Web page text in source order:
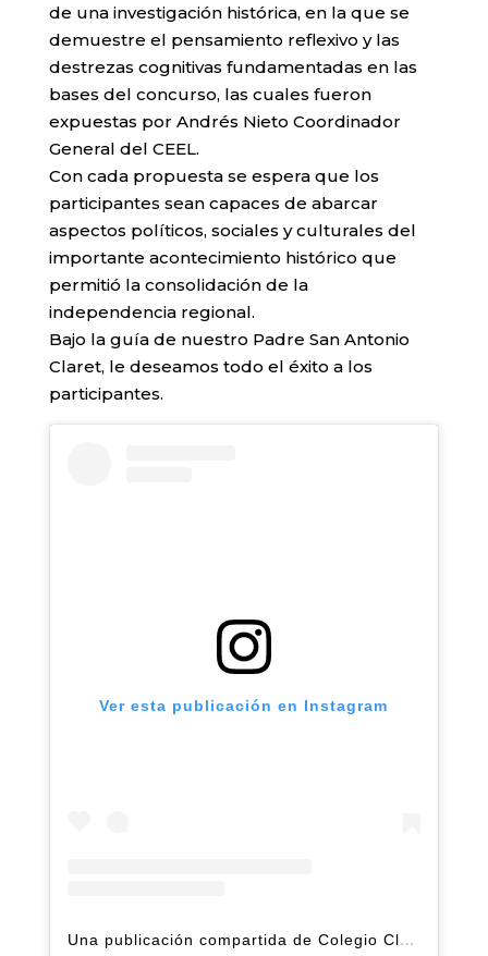
de una investigación histórica, en la que se
demuestre el pensamiento reflexivo y las
destrezas cognitivas fundamentadas en las
bases del concurso, las cuales fueron
expuestas por Andrés Nieto Coordinador
General del CEEL.
Con cada propuesta se espera que los
participantes sean capaces de abarcar
aspectos políticos, sociales y culturales del
importante acontecimiento histórico que
permitió la consolidación de la
independencia regional.
Bajo la guía de nuestro Padre San Antonio
Claret, le deseamos todo el éxito a los
participantes.
Ver esta publicación en Instagram
Una publicación compartida de Colegio Claret | Alto Hatillo (@clarethatillo)